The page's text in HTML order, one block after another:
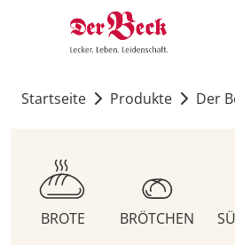
Startseite Produkte Der
BROTE BRÖTCHEN